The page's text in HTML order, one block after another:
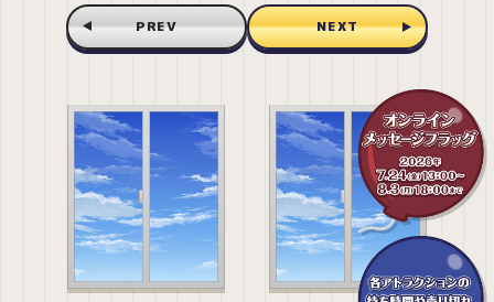
PREV NEXT